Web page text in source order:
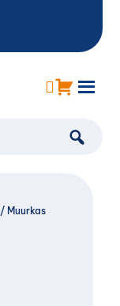
/ Muurkas